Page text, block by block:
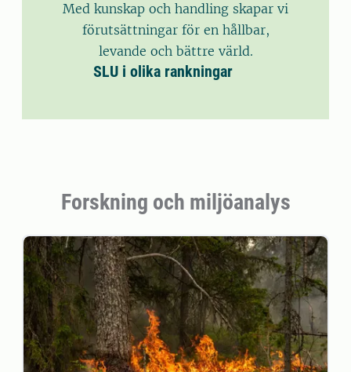
Med kunskap och handling skapar vi
förutsättningar för en hållbar,
levande och bättre värld.
SLU i olika rankningar
Forskning och miljöanalys